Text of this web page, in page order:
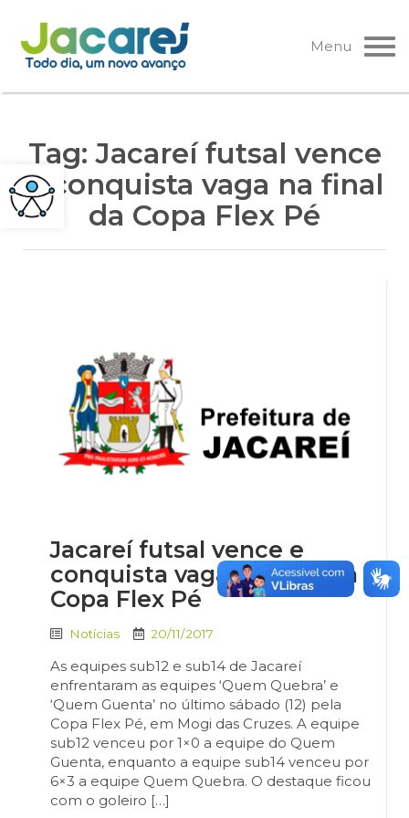
Pular
para
o
Menu
Tag:Jacareí futsal vence
e conquista vaga na final
da Copa Flex Pé
Jacareí futsal vence e
conquista vaga na final da
Copa Flex Pé
Notícias 20/11/2017
As equipes sub12 e sub14 de Jacareí
enfrentaram as equipes ‘Quem Quebra’ e
‘Quem Guenta’ no último sábado (12) pela
Copa Flex Pé, em Mogi das Cruzes. A equipe
sub12 venceu por 1×0 a equipe do Quem
Guenta, enquanto a equipe sub14 venceu por
6×3 a equipe Quem Quebra. O destaque ficou
com o goleiro […]